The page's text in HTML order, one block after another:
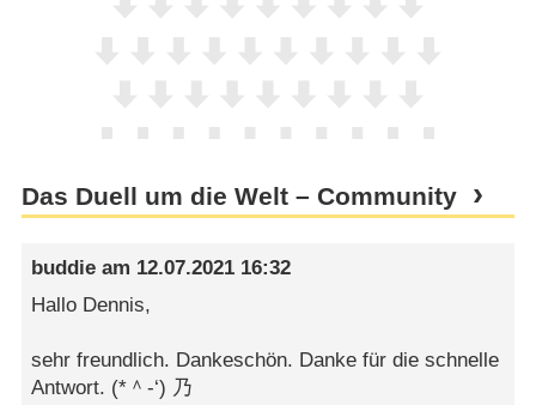
Das Duell um die Welt – Community
buddie am 12.07.2021 16:32
Hallo Dennis,
sehr freundlich. Dankeschön. Danke für die schnelle
Antwort. (*＾-‘) 乃